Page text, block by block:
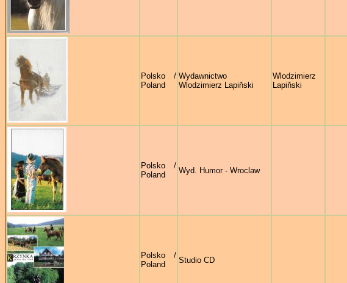
Polsko /
Poland
Wydawnictwo
Wlodzimierz Lapiňski
Wlodzimierz
Lapiňski
Polsko /
Poland
Wyd. Humor - Wroclaw
Polsko /
Poland
Studio CD